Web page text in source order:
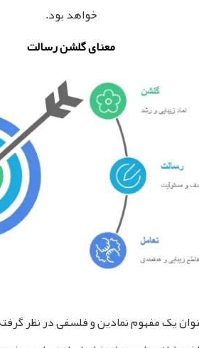
خواهد بود.
معنای گلشن رسالت
یک مفهوم نمادین و فلسفی در نظر